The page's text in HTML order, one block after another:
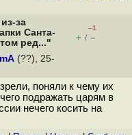
за
Санта-
ред..."
–1
+ / –
(??), 25-
поняли к чему их
подражать царям в
нечего косить на